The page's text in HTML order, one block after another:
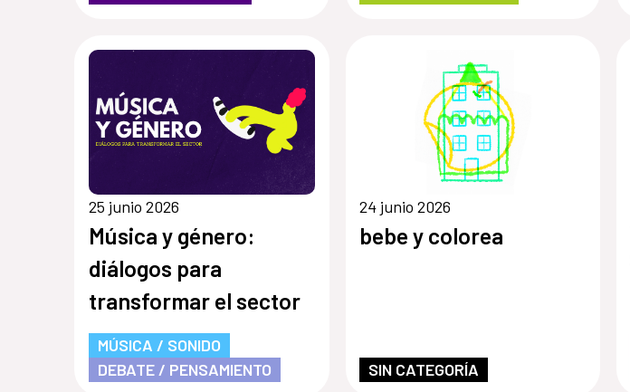
25 junio 2026
Música y género:
diálogos para
transformar el sector
MÚSICA / SONIDO
DEBATE / PENSAMIENTO
24 junio 2026
bebe y colorea
SIN CATEGORÍA